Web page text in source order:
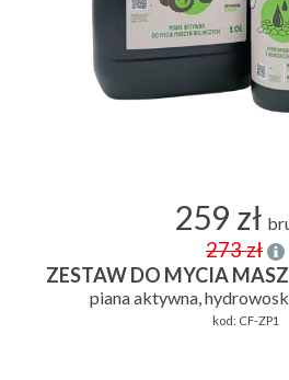
259 zł
273 zł
ZESTAW DO MYCIA
piana aktywna,
kod: CF-ZP1